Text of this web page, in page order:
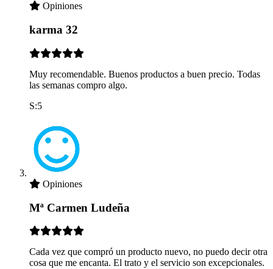
Opiniones
karma 32
Muy recomendable. Buenos productos a buen precio. Todas
las semanas compro algo.
S:5
Opiniones
Mª Carmen Ludeña
Cada vez que compró un producto nuevo, no puedo decir otra
cosa que me encanta. El trato y el servicio son excepcionales.